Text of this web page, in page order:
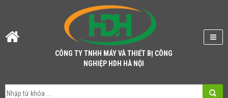
CÔNG TY TNHH MÁY VÀ THIẾT BỊ CÔNG
NGHIỆP HDH HÀ NỘI